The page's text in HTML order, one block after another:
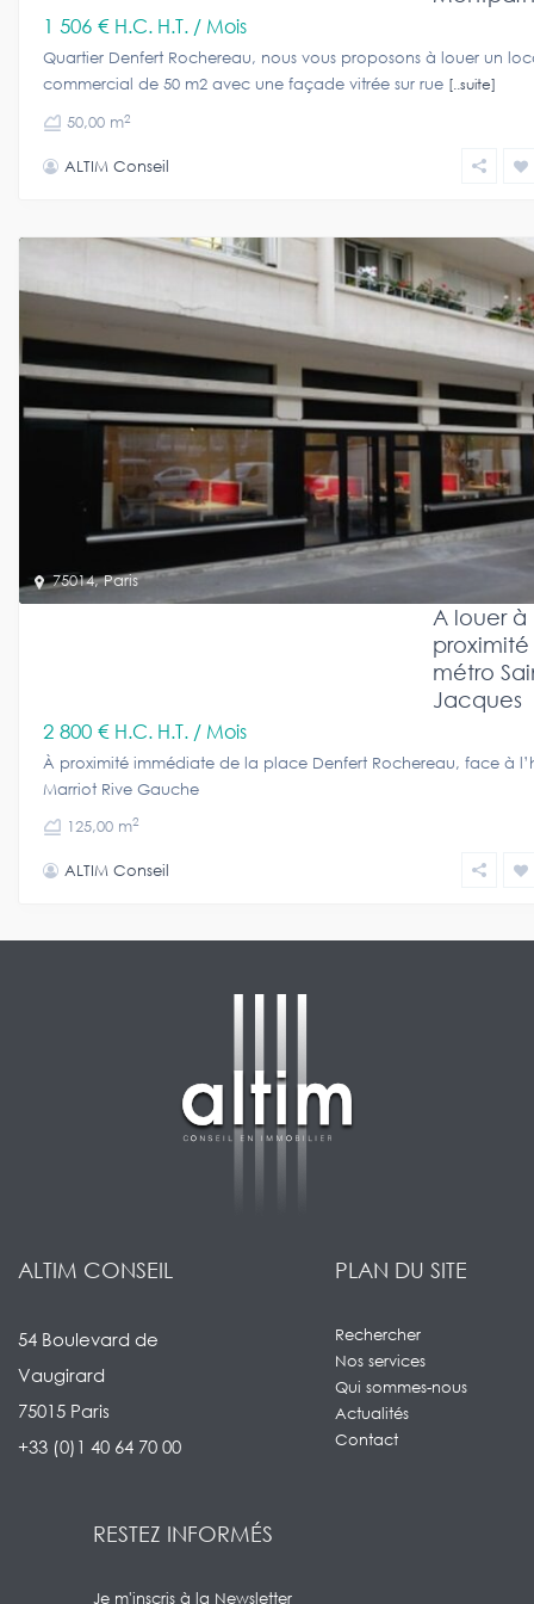
1 506 € H.C. H.T. / Mois
Quartier Denfert Rochereau, nous vous proposons à louer un
commercial de 50 m2 avec une façade vitrée sur rue [..suite]
50,00 m2
ALTIM Conseil
75014,Paris
A louer à
métro
Jacques
2 800 € H.C. H.T. / Mois
À proximité immédiate de la place Denfert Rochereau, face à
Marriot Rive Gauche
125,00 m2
ALTIM Conseil
ALTIM CONSEIL
54 Boulevard de
Vaugirard
75015 Paris
+33 (0)1 40 64 70 00
PLAN DU SITE
Rechercher
Nos services
Qui sommes-nous
Actualités
Contact
RESTEZ INFORMÉS
Je m'inscris à la Newsletter